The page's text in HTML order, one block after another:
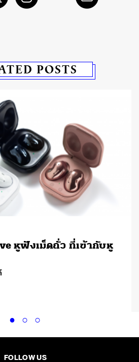
POSTS
หูฟังเม็ดถั่ว ที่เข้ากับหู
FOLLOW US